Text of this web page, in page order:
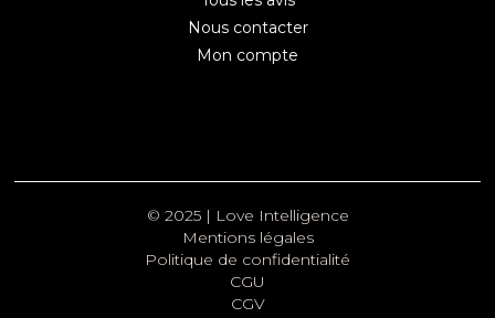
Nous contacter
Mon compte
© 2025 | Love Intelligence
Mentions légales
Politique de confidentialité
CGU
CGV